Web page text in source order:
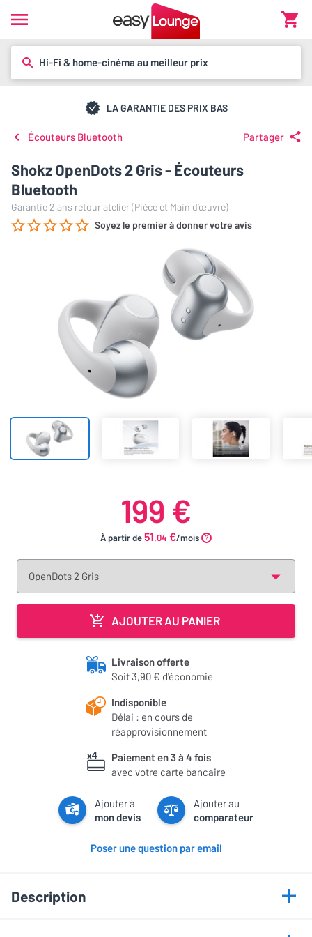
Hi-Fi & home-cinéma au meilleur prix
LA GARANTIE DES PRIX BAS
Écouteurs Bluetooth Partager
Shokz OpenDots 2 Gris - Écouteurs
Bluetooth
Garantie 2 ans retour atelier (Pièce et Main d’œuvre)
Soyez le premier à donner votre avis
199 €
À partir de51.04 €/mois
AJOUTER AU PANIER
Livraison offerte
Soit 3,90 € d'économie
Indisponible
Délai : en cours de
réapprovisionnement
Paiement en 3 à 4 fois
avec votre carte bancaire
Ajouter à
mon devis
Ajouter au
comparateur
Poser une question par email
Description